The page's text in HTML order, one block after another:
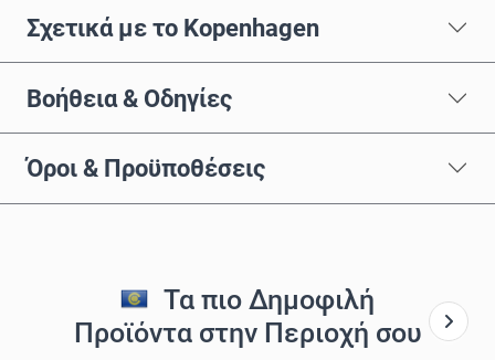
Σχετικά με το Kopenhagen
Βοήθεια & Οδηγίες
Όροι & Προϋποθέσεις
Τα πιο Δημοφιλή
Προϊόντα στην Περιοχή σου